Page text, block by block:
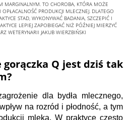
MARGINALNYM. TO CHOROBA, KTÓRA MOŻE
PRODUKCJI MLECZNEJ. DLATEGO
STAD, WYKONYWAĆ BADANIA, SZCZEPIĆ I
LEPIEJ ZAPOBIEGAĆ NIŻ PÓŹNIEJ MIERZYĆ
WETERYNARII JAKUB WIERZBIŃSKI
gorączka Q jest dziś tak
dla bydła mlecznego,
na rozród i płodność, a tym
mleka. W praktyce często